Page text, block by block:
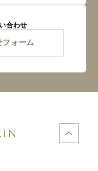
合わせ
フォーム